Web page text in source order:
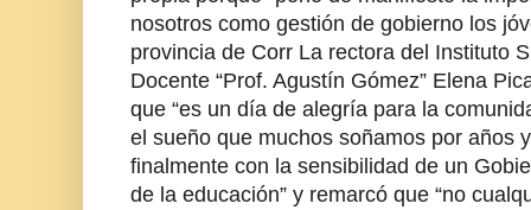
nosotros como gestión de gobierno los
provincia de Corr La rectora del Instituto
Docente “Prof. Agustín Gómez” Elena
que “es un día de alegría para la
el sueño que muchos soñamos por años
finalmente con la sensibilidad de un
de la educación” y remarcó que “no